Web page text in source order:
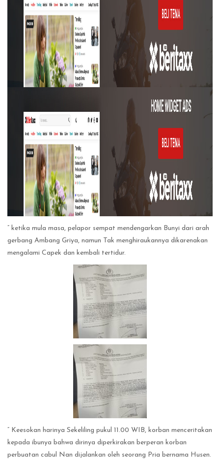
” ketika mula masa, pelapor sempat mendengarkan Bunyi dari arah
gerbang Ambang Griya, namun Tak menghiraukannya dikarenakan
mengalami Capek dan kembali tertidur.
” Keesokan harinya Sekeliling pukul 11.00 WIB, korban menceritakan
kepada ibunya bahwa dirinya diperkirakan berperan korban
perbuatan cabul Nan dijalankan oleh seorang Pria bernama Husen.